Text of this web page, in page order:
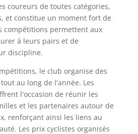
coureurs de toutes catégories,
et constitue un moment fort de
compétitions permettent aux
à leurs pairs et de
discipline.
le club organise des
au long de l'année. Les
l'occasion de réunir les
et les partenaires autour de
renforçant ainsi les liens au
Les prix cyclistes organisés